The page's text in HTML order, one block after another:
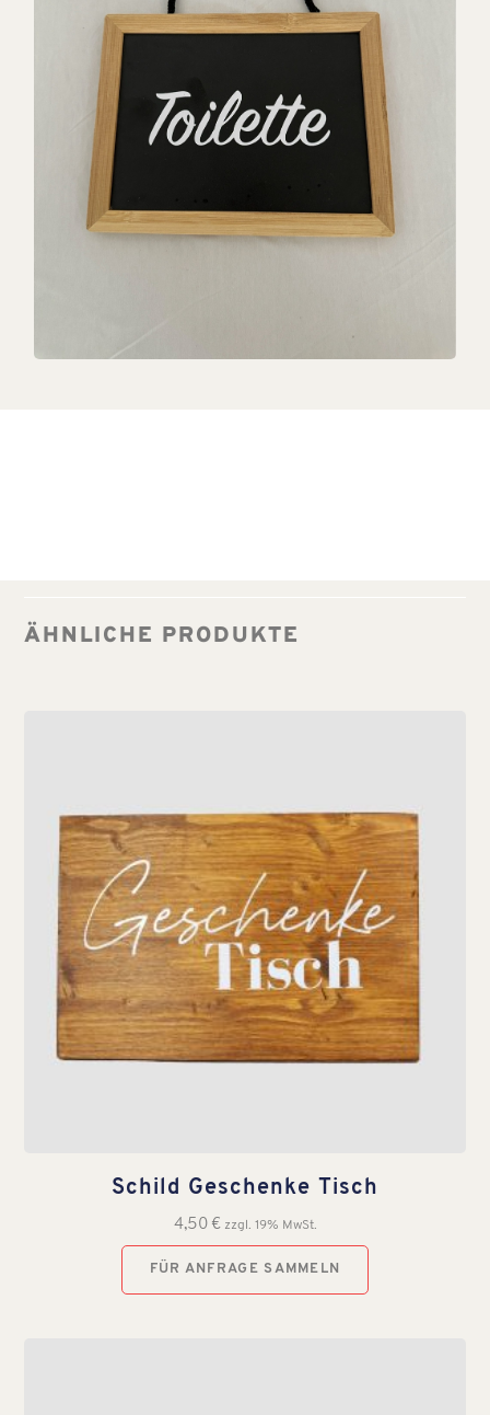
ÄHNLICHE PRODUKTE
Schild Geschenke Tisch
4,50 € zzgl. 19% MwSt.
FÜR ANFRAGE SAMMELN